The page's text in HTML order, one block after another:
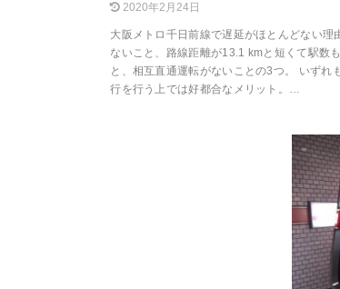
2020年2月24日
大阪メトロ千日前線で遅延がほとんどない理
ないこと、路線距離が13.1 kmと短くて駅数
と、相互直通運転がないことの3つ。 いずれ
行を行う上では好都合なメリット。…